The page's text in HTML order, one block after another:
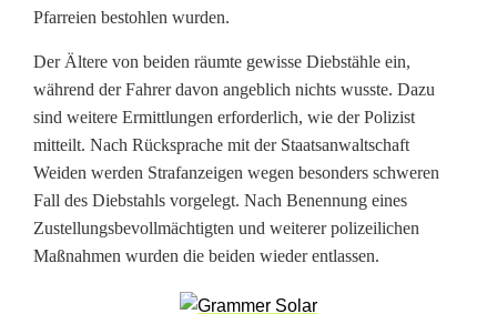
i
n
m
m
t
Pfarreien bestohlen wurden.
Der Ältere von beiden räumte gewisse Diebstähle ein,
während der Fahrer davon angeblich nichts wusste. Dazu
sind weitere Ermittlungen erforderlich, wie der Polizist
mitteilt. Nach Rücksprache mit der Staatsanwaltschaft
Weiden werden Strafanzeigen wegen besonders schweren
Fall des Diebstahls vorgelegt. Nach Benennung eines
Zustellungsbevollmächtigten und weiterer polizeilichen
Maßnahmen wurden die beiden wieder entlassen.